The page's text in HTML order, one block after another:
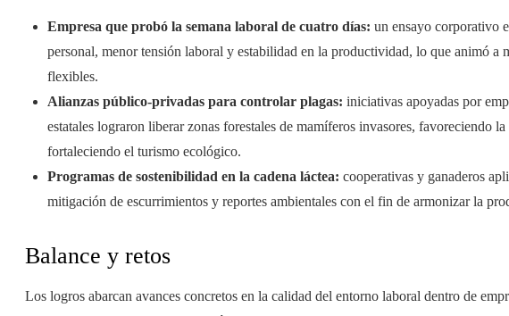
Empresa que probó la semana laboral de cuatro días: un ensayo corporativo
personal, menor tensión laboral y estabilidad en la productividad, lo que animó a
flexibles.
Alianzas público-privadas para controlar plagas: iniciativas apoyadas por
estatales lograron liberar zonas forestales de mamíferos invasores, favoreciendo
fortaleciendo el turismo ecológico.
Programas de sostenibilidad en la cadena láctea: cooperativas y ganaderos
mitigación de escurrimientos y reportes ambientales con el fin de armonizar la
Balance y retos
Los logros abarcan avances concretos en la calidad del entorno laboral dentro de